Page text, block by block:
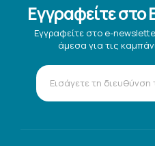
Εγγραφείτε
Εγγραφείτε στο e-
άμεσα για τις